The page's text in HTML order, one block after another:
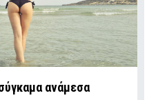
ανάμεσα